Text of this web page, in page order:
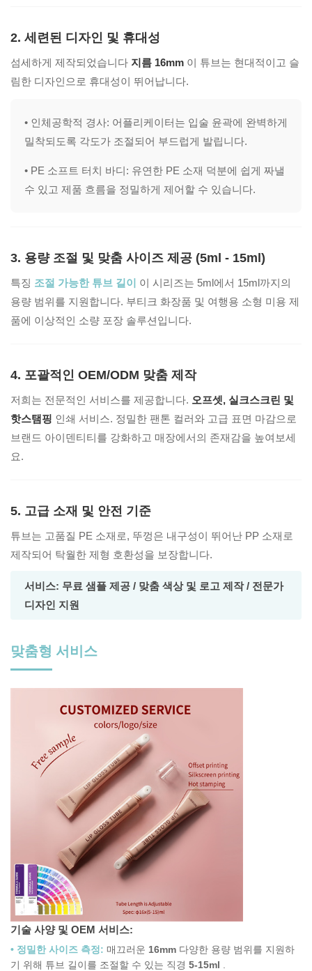
2. 세련된 디자인 및 휴대성
섬세하게 제작되었습니다 지름 16mm 이 튜브는 현대적이고 슬
림한 디자인으로 휴대성이 뛰어납니다.
• 인체공학적 경사: 어플리케이터는 입술 윤곽에 완벽하게
밀착되도록 각도가 조절되어 부드럽게 발립니다.
• PE 소프트 터치 바디: 유연한 PE 소재 덕분에 쉽게 짜낼
수 있고 제품 흐름을 정밀하게 제어할 수 있습니다.
3. 용량 조절 및 맞춤 사이즈 제공 (5ml - 15ml)
특징 조절 가능한 튜브 길이 이 시리즈는 5ml에서 15ml까지의
용량 범위를 지원합니다. 부티크 화장품 및 여행용 소형 미용 제
품에 이상적인 소량 포장 솔루션입니다.
4. 포괄적인 OEM/ODM 맞춤 제작
저희는 전문적인 서비스를 제공합니다. 오프셋, 실크스크린 및
핫스탬핑 인쇄 서비스. 정밀한 팬톤 컬러와 고급 표면 마감으로
브랜드 아이덴티티를 강화하고 매장에서의 존재감을 높여보세
요.
5. 고급 소재 및 안전 기준
튜브는 고품질 PE 소재로, 뚜껑은 내구성이 뛰어난 PP 소재로
제작되어 탁월한 제형 호환성을 보장합니다.
서비스: 무료 샘플 제공 / 맞춤 색상 및 로고 제작 / 전문가
디자인 지원
맞춤형 서비스
기술 사양 및 OEM 서비스:
• 정밀한 사이즈 측정: 매끄러운 16mm 다양한 용량 범위를 지원하
기 위해 튜브 길이를 조절할 수 있는 직경 5-15ml